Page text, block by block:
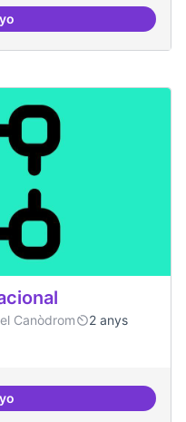
de gpvernança
Canòdrom
2 anys
Asesor Internacional